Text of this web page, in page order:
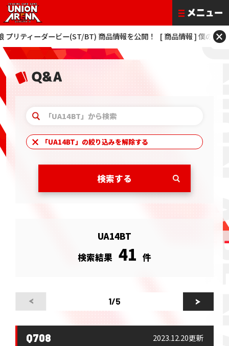
ービー(ST/BT) 商品情報を公開！ [ 商品情報 ] 僕のヒーローアカデ
×
「UA14BT」の絞り込みを解除する
UA14BT
検索結果 41 件
1/5
Q708 2023.12.20更新